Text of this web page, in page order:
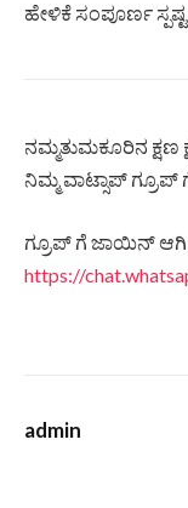
ಹೇಳಿಕೆ ಸಂಪೂರ್ಣ
ನಮ್ಮತುಮಕೂರಿನ ಕ್ಷಣ
ನಿಮ್ಮ ವಾಟ್ಸಾಪ್ ಗ್ರೂಪ್
ಗ್ರೂಪ್ ಗೆ ಜಾಯಿನ್
https://
admin